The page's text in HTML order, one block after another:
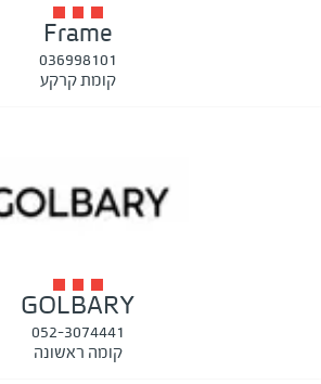
Frame
036998101
קומת קרקע
GOLBARY
052-3074441
קומה ראשונה